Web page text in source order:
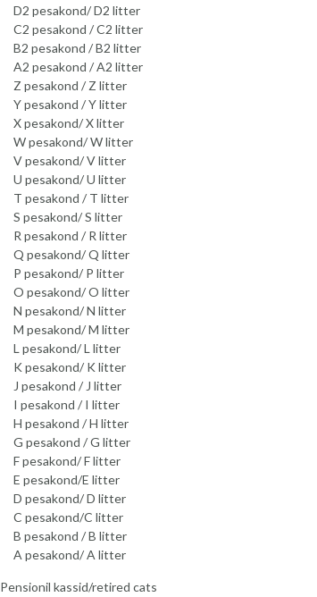
D2 pesakond/ D2 litter
C2 pesakond / C2 litter
B2 pesakond / B2 litter
A2 pesakond / A2 litter
Z pesakond / Z litter
Y pesakond / Y litter
X pesakond/ X litter
W pesakond/ W litter
V pesakond/ V litter
U pesakond/ U litter
T pesakond / T litter
S pesakond/ S litter
R pesakond / R litter
Q pesakond/ Q litter
P pesakond/ P litter
O pesakond/ O litter
N pesakond/ N litter
M pesakond/ M litter
L pesakond/ L litter
K pesakond/ K litter
J pesakond / J litter
I pesakond / I litter
H pesakond / H litter
G pesakond / G litter
F pesakond/ F litter
E pesakond/E litter
D pesakond/ D litter
C pesakond/C litter
B pesakond / B litter
A pesakond/ A litter
Pensionil kassid/retired cats